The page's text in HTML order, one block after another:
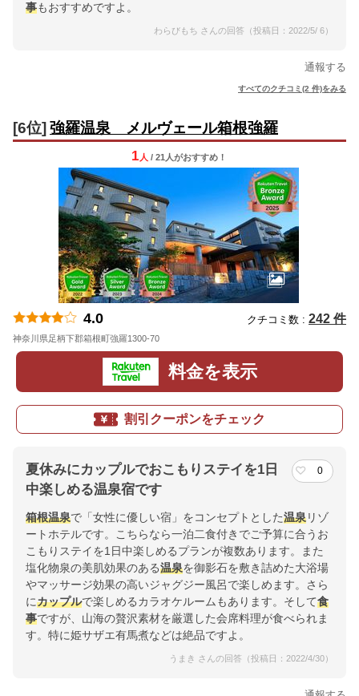
事もおすすめですよ。
わらびもち さんの回答（投稿日：2022/5/ 6）
通報する
すべてのクチコミ(2 件)をみる
[6位] 強羅温泉 メルヴェール箱根強羅
1 人 / 21人がおすすめ！
4.0 クチコミ数 : 242 件
神奈川県足柄下郡箱根町強羅1300-70
料金を表示
割引クーポンをチェック
夏休みにカップルでおこもりステイを1日
中楽しめる温泉宿です
0
箱根温泉で「女性に優しい宿」をコンセプトとした温泉リゾ
ートホテルです。こちらなら一泊二食付きでご予算に合うお
こもりステイを1日中楽しめるプランが複数あります。また
塩化物泉の美肌効果のある温泉を御影石を敷き詰めた大浴場
やマッサージ効果の高いジャグジー風呂で楽しめます。さら
にカップルで楽しめるカラオケルームもあります。そして食
事ですが、山海の贅沢素材を厳選した会席料理が食べられま
す。特に姫サザエ有馬煮などは絶品ですよ。
うまき さんの回答（投稿日：2022/4/30）